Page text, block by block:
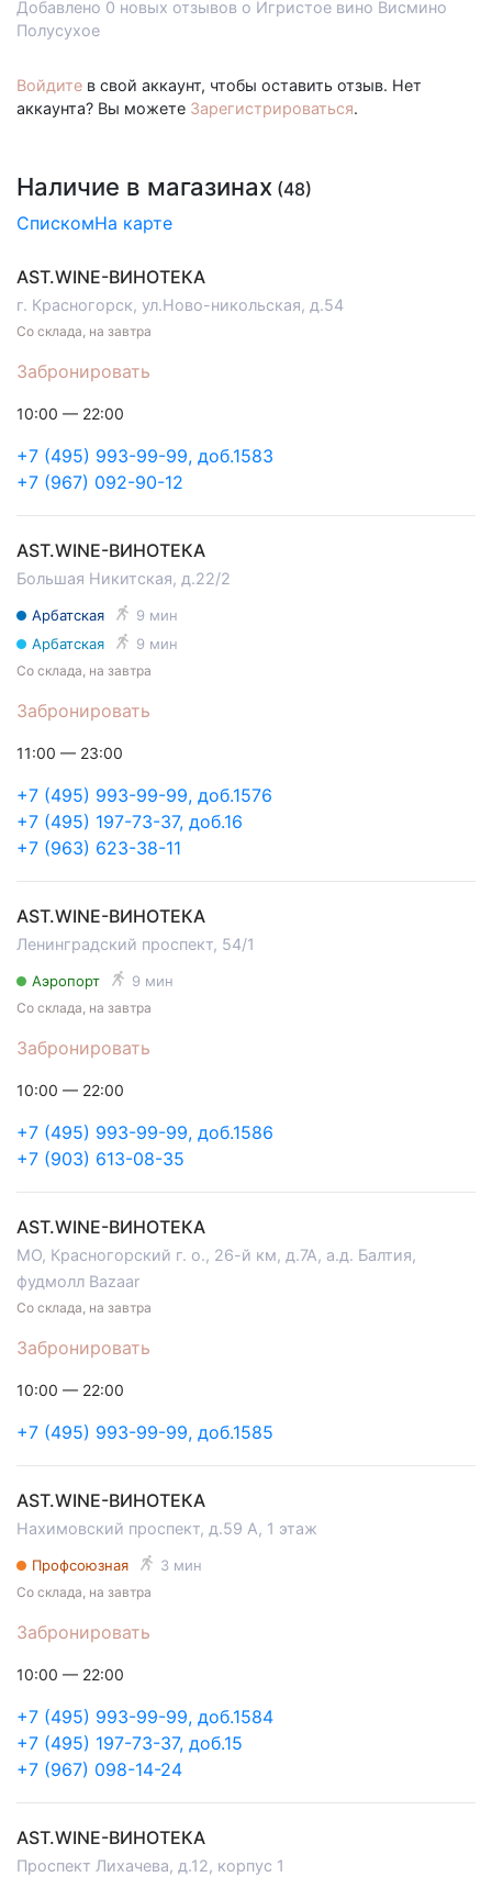
Добавлено 0 новых отзывов о Игристое вино Висмино
Полусухое
Войдите в свой аккаунт, чтобы оставить отзыв. Нет
аккаунта? Вы можете Зарегистрироваться.
Наличие в магазинах (48)
СпискомНа карте
AST.WINE-ВИНОТЕКА
г. Красногорск, ул.Ново-никольская, д.54
Забронировать
Со склада, на завтра
+7 (495) 993-99-99, доб.1583
+7 (967) 092-90-12
10:00 — 22:00
AST.WINE-ВИНОТЕКА
Большая Никитская, д.22/2
Арбатская
9 мин
Арбатская
9 мин
Забронировать
Со склада, на завтра
+7 (495) 993-99-99, доб.1576
+7 (495) 197-73-37, доб.16
+7 (963) 623-38-11
11:00 — 23:00
AST.WINE-ВИНОТЕКА
Ленинградский проспект, 54/1
Аэропорт 9 мин
Забронировать
Со склада, на завтра
+7 (495) 993-99-99, доб.1586
+7 (903) 613-08-35
10:00 — 22:00
AST.WINE-ВИНОТЕКА
МО, Красногорский г. о., 26-й км, д.7А, а.д. Балтия,
фудмолл Bazaar
Забронировать
Со склада, на завтра
+7 (495) 993-99-99, доб.1585
10:00 — 22:00
AST.WINE-ВИНОТЕКА
Нахимовский проспект, д.59 А, 1 этаж
Профсоюзная 3 мин
Забронировать
Со склада, на завтра
+7 (495) 993-99-99, доб.1584
+7 (495) 197-73-37, доб.15
+7 (967) 098-14-24
10:00 — 22:00
AST.WINE-ВИНОТЕКА
Проспект Лихачева, д.12, корпус 1